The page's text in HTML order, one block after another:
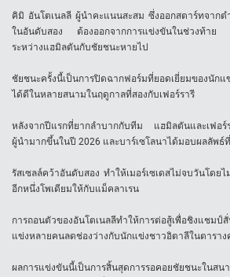
คิมิ อันโตเนลลี ผู้นำคะแนนสะสม ซึ่งออกสตาร์ทจากต
ในอันดับสอง ต้องออกจากการแข่งขันในช่วงท้าย
ระหว่างแฮมิลตันกับชัยชนะหายไป
ชัยชนะครั้งนี้เป็นการปิดฉากฟอร์มที่ยอดเยี่ยมของนัก
ได้ดีในหลายสนามในฤดูกาลที่สองกับเฟอร์รารี
หลังจากปีแรกที่ยากลำบากกับทีม แฮมิลตันและเฟอร์
ผู้นำมากขึ้นในปี 2026 และบาร์เซโลนาได้มอบผลลัพธ์
รัสเซลล์คว้าอันดับสอง ทำให้เมอร์เซเดสไม่จบวันโดย
อีกหนึ่งโพเดียมให้กับแม็คลาเรน
การถอนตัวของอันโตเนลลีทำให้การต่อสู้เพื่อชิงแช
แข่งหลายคนลดช่องว่างกับนักแข่งชาวอิตาลีในตาราง
ผลการแข่งขันนี้เป็นการสิ้นสุดการรอคอยชัยชนะในสน